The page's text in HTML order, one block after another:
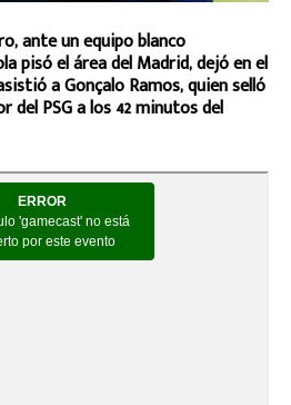
ante un equipo blanco
pisó el área del Madrid, dejó en el
a Gonçalo Ramos, quien selló
del PSG a los 42 minutos del